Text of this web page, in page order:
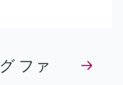
ファ